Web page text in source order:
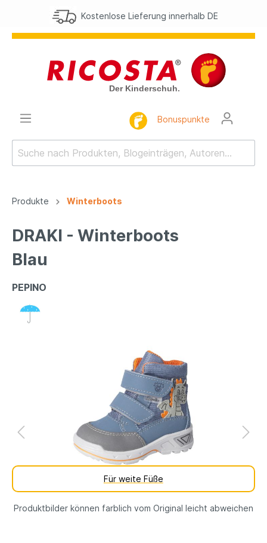
Kostenlose Lieferung innerhalb DE
Bonuspunkte
Produkte Winterboots
DRAKI - Winterboots
Blau
PEPINO
Für weite Füße
Produktbilder können farblich vom Original leicht abweichen